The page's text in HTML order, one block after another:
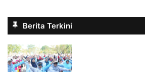
Berita Terkini